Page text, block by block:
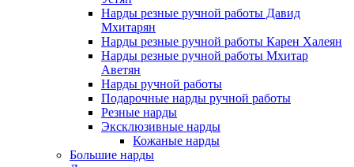
Нарды резные ручной работы Давид
Мхитарян
Нарды резные ручной работы Карен Халеян
Нарды резные ручной работы Мхитар
Аветян
Нарды ручной работы
Подарочные нарды ручной работы
Резные нарды
Эксклюзивные нарды
Кожаные нарды
Большие нарды